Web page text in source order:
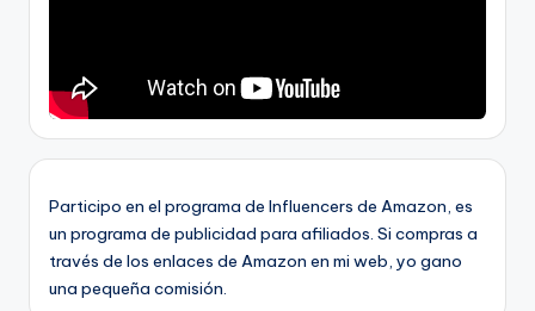
Participo en el programa de Influencers de Amazon, es
un programa de publicidad para afiliados. Si compras a
través de los enlaces de Amazon en mi web, yo gano
una pequeña comisión.